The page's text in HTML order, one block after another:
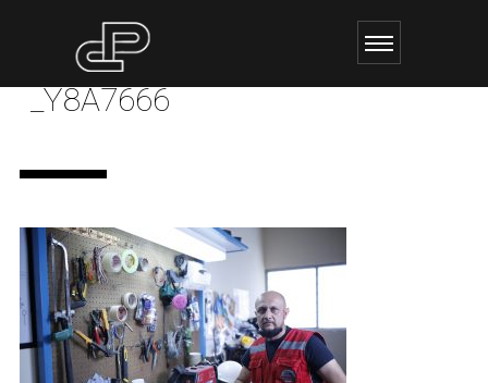
_Y8A7666